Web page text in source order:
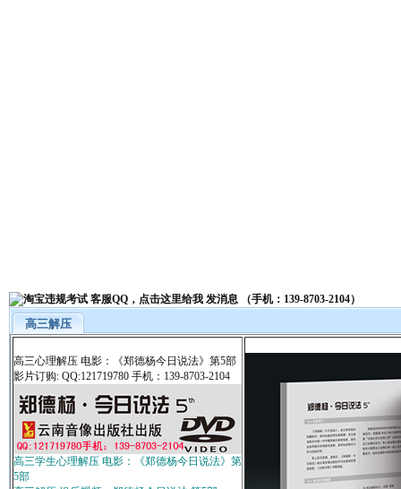
高三解压
高三心理解压 电影：《郑德杨今日说法》第5部
影片订购: QQ:121719780 手机：139-8703-2104
高三学生心理解压 电影：《郑德杨今日说法》第
5部